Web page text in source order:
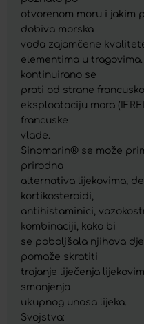
otvorenom moru i jakim
dobiva morska
voda zajamčene
elementima u
kontinuirano se
prati od strane
eksploataciju mora
francuske
vlade.
Sinomarin® se može
prirodna
alternativa lijekovima,
kortikosteroidi,
antihistaminici,
kombinaciji, kako bi
se poboljšala njihova
pomaže skratiti
trajanje liječenja
smanjenja
ukupnog unosa lijeka.
Svojstva: